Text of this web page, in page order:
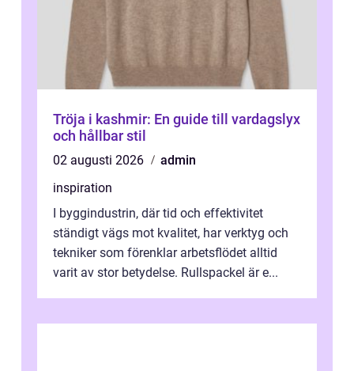
Tröja i kashmir: En guide till vardagslyx
och hållbar stil
02 augusti 2026
admin
inspiration
I byggindustrin, där tid och effektivitet
ständigt vägs mot kvalitet, har verktyg och
tekniker som förenklar arbetsflödet alltid
varit av stor betydelse. Rullspackel är e...